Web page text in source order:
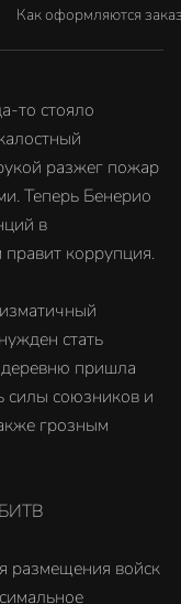
Как оформляются
то стояло
разжег пожар
Теперь Бенерио
в
коррупция.
стать
деревню пришла
силы союзников и
грозным
размещения войск